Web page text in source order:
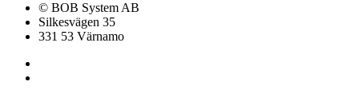
© BOB System AB
Silkesvägen 35
331 53 Värnamo